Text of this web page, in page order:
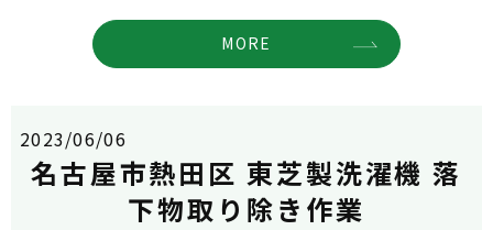
MORE
2023/06/06
名古屋市熱田区 東芝製洗濯機 落
下物取り除き作業